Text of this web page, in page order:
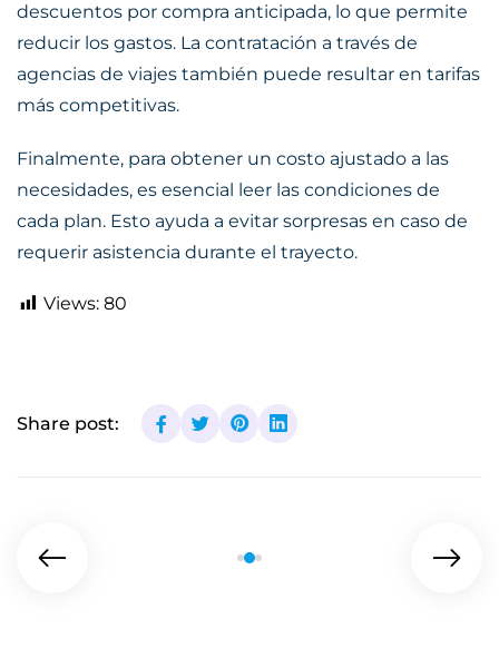
descuentos por compra anticipada, lo que permite
reducir los gastos. La contratación a través de
agencias de viajes también puede resultar en tarifas
más competitivas.
Finalmente, para obtener un costo ajustado a las
necesidades, es esencial leer las condiciones de
cada plan. Esto ayuda a evitar sorpresas en caso de
requerir asistencia durante el trayecto.
Views: 80
Share post: